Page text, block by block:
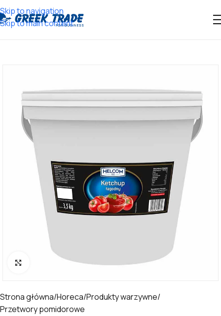
Skip to navigation
Skip to main content
Kliknij, aby powiększyć
Strona główna/Horeca/Produkty warzywne/
Przetwory pomidorowe